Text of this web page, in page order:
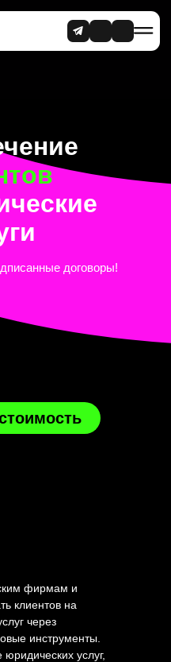
договоры!
фирмам и
клиентов на
через
инструменты.
услуг,